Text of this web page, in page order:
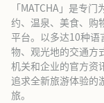
「MATCHA」是专
约、温泉、美食、购
平台。以多达10种语
物、观光地的交通方
机关和企业的官方资
追求全新旅游体验的
旅。